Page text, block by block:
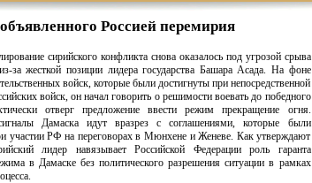
Россией перемирия
сирийского конфликта снова оказалось под угрозой срыва
за жесткой позиции лидера государства Башара Асада. На фоне
войск, которые были достигнуты при непосредственной
войск, он начал говорить о решимости воевать до победного
отверг предложение ввести режим прекращение огня.
Дамаска идут вразрез с соглашениями, которые были
участии РФ на переговорах в Мюнхене и Женеве. Как утверждают
лидер навязывает Российской Федерации роль гаранта
в Дамаске без политического разрешения ситуации в рамках